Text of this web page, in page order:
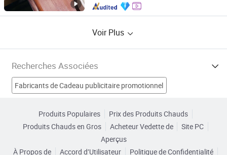
Voir Plus
Recherches Associées
Fabricants de Cadeau publicitaire promotionnel
Fabricants de Cadeau de bureau
Produits Populaires
Prix des Produits Chauds
Produits Chauds en Gros
Acheteur Vedette de
Site PC
Aperçus
À Propos de
Accord d’Utilisateur Politique de Confidentialité